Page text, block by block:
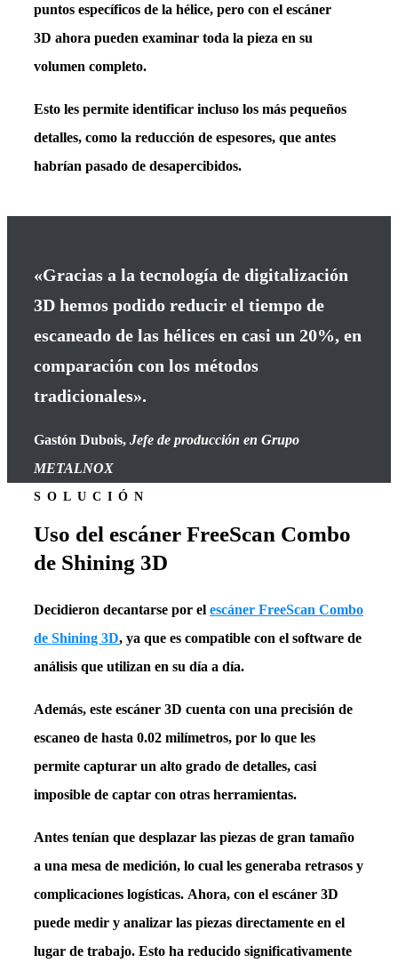
puntos específicos de la hélice, pero con el escáner
3D ahora pueden examinar toda la pieza en su
volumen completo.
Esto les permite identificar incluso los más pequeños
detalles, como la reducción de espesores, que antes
habrían pasado de desapercibidos.
«Gracias a la tecnología de digitalización
3D hemos podido reducir el tiempo de
escaneado de las hélices en casi un 20%, en
comparación con los métodos
tradicionales».
Gastón Dubois, Jefe de producción en Grupo
METALNOX
SOLUCIÓN
Uso del escáner FreeScan Combo
de Shining 3D
Decidieron decantarse por el escáner FreeScan Combo
de Shining 3D, ya que es compatible con el software de
análisis que utilizan en su día a día.
Además, este escáner 3D cuenta con una precisión de
escaneo de hasta 0.02 milímetros, por lo que les
permite capturar un alto grado de detalles, casi
imposible de captar con otras herramientas.
Antes tenían que desplazar las piezas de gran tamaño
a una mesa de medición, lo cual les generaba retrasos y
complicaciones logísticas. Ahora, con el escáner 3D
puede medir y analizar las piezas directamente en el
lugar de trabajo. Esto ha reducido significativamente